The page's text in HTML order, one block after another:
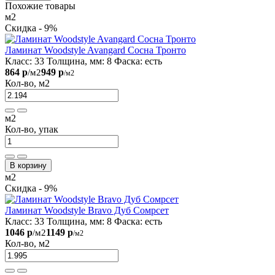
Похожие товары
м2
Скидка - 9%
Ламинат Woodstyle Avangard Сосна Тронто
Класс: 33 Толщина, мм: 8 Фаска: есть
864 р/м2949 р/м2
Кол-во, м2
м2
Кол-во, упак
В корзину
м2
Скидка - 9%
Ламинат Woodstyle Bravo Дуб Сомрсет
Класс: 33 Толщина, мм: 8 Фаска: есть
1046 р/м21149 р/м2
Кол-во, м2